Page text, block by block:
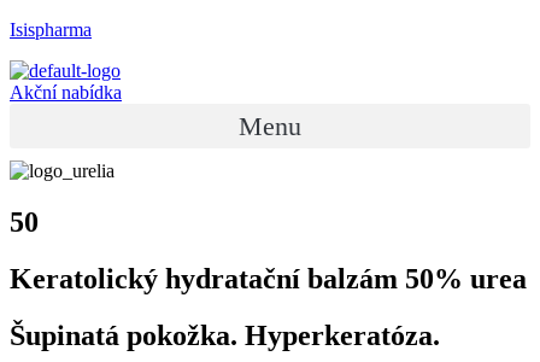
Isispharma
Akční nabídka
Menu
50
Keratolický hydratační balzám 50% urea
Šupinatá pokožka. Hyperkeratóza.